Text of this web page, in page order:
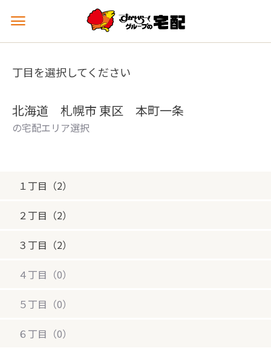
メ
ュ
を
丁目を選択してください
北海道 札幌市 東区 本町一条
の宅配エリア選択
１丁目（2）
２丁目（2）
３丁目（2）
４丁目（0）
５丁目（0）
６丁目（0）